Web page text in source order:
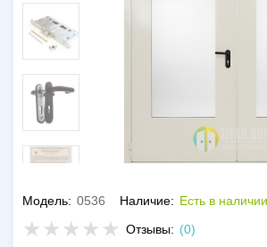
Модель: 0536 Наличие: Есть в наличии
Отзывы: (0)